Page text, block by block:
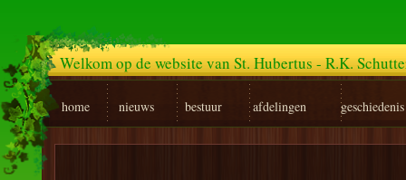
Welkom op de website van St. Hubertus - R.K.
home nieuws bestuur afdelingen geschiedenis